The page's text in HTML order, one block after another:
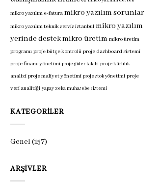
mikro yazılım e-fatura mikro yazılım sorunlar
mikro yazılım teknik servis istanbul mikro yazılım
yerinde destekmikro üretim mikro üretim
programı proje bütçe kontrolü proje dashboard sistemi
proje finans yönetimi proje gider takibi proje kârlılık
analizi proje maliyet yönetimi proje stok yönetimi proje
veri analitiği yapay zeka muhasebe sistemi
KATEGORILER
Genel(157)
ARŞIVLER